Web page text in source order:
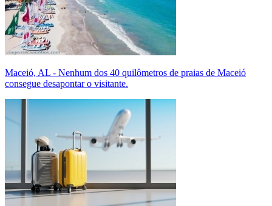
Maceió, AL - Nenhum dos 40 quilômetros de praias de Maceió
consegue desapontar o visitante.